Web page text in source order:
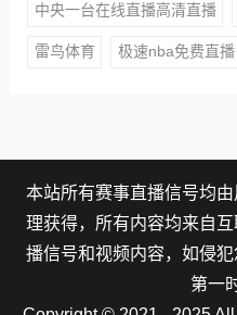
中央一台在线直播高清直播
雷鸟体育 极速nba免费直播
本站所有赛事直播信号均
理获得，所有内容均来自
播信号和视频内容，如侵
第一